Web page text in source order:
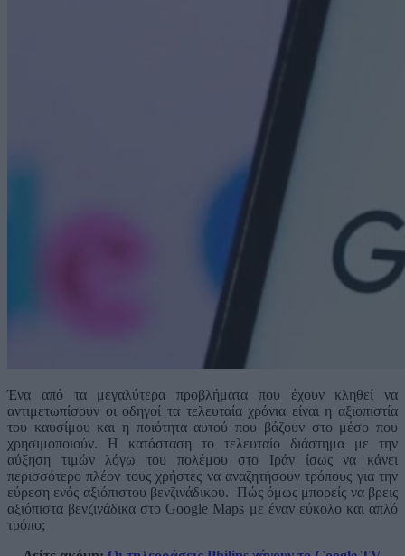
Ένα από τα μεγαλύτερα προβλήματα που έχουν κληθεί να
αντιμετωπίσουν οι οδηγοί τα τελευταία χρόνια είναι η αξιοπιστία
του καυσίμου και η ποιότητα αυτού που βάζουν στο μέσο που
χρησιμοποιούν. Η κατάσταση το τελευταίο διάστημα με την
αύξηση τιμών λόγω του πολέμου στο Ιράν ίσως να κάνει
περισσότερο πλέον τους χρήστες να αναζητήσουν τρόπους για την
εύρεση ενός αξιόπιστου βενζινάδικου. Πώς όμως μπορείς να βρεις
αξιόπιστα βενζινάδικα στο Google Maps με έναν εύκολο και απλό
τρόπο;